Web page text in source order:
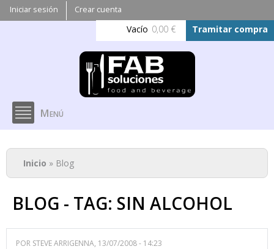
Pasar al
contenido
principal
Iniciar sesión Crear cuenta
Vacío 0,00 € Tramitar compra
Menú
Se encuentra usted aquí
Inicio » Blog
BLOG - TAG: SIN ALCOHOL
POR STEVE ARRIGENNA, 13/07/2008 - 14:23